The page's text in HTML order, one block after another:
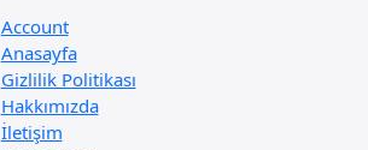
Account
Anasayfa
Gizlilik Politikası
Hakkımızda
İletişim